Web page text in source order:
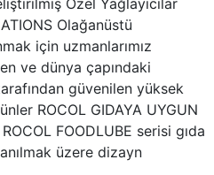
Özel Yağlayıcılar
Olağanüstü
için uzmanlarımız
ve dünya çapındaki
güvenilen yüksek
ROCOL GIDAYA UYGUN
FOODLUBE serisi gıda
üzere dizayn